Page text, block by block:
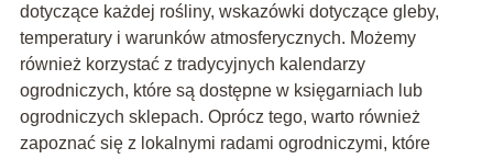
dotyczące każdej rośliny, wskazówki dotyczące gleby,
temperatury i warunków atmosferycznych. Możemy
również korzystać z tradycyjnych kalendarzy
ogrodniczych, które są dostępne w księgarniach lub
ogrodniczych sklepach. Oprócz tego, warto również
zapoznać się z lokalnymi radami ogrodniczymi, które